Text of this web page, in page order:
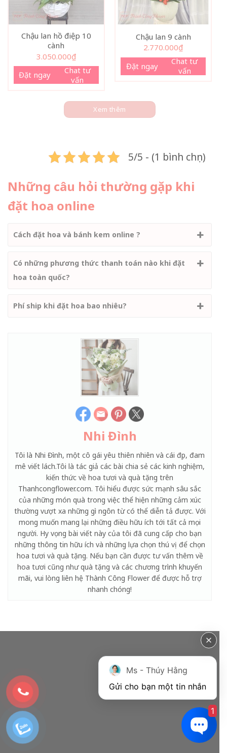
Chậu lan hồ điệp 10
cành
3.050.000₫
Đặt ngay
Chat tư
vấn
Chậu lan 9 cành
2.770.000₫
Đặt ngay
Chat tư
vấn
Xem thêm
5/5 - (1 bình chọn)
Những câu hỏi thường gặp khi
đặt hoa online
Cách đặt hoa và bánh kem online ?
Có những phương thức thanh toán nào khi đặt
hoa toàn quốc?
Phí ship khi đặt hoa bao nhiêu?
Nhi Đình
Tôi là Nhi Đình, một cô gái yêu thiên nhiên và cái đẹp, đam
mê viết lách.Tôi là tác giả các bài chia sẻ các kinh nghiệm,
kiến thức về hoa tươi và quà tặng trên
Thanhcongflower.com. Tôi hiểu được sức mạnh sâu sắc
của những món quà trong việc thể hiện những cảm xúc
thường vượt xa những gì ngôn từ có thể diễn tả được. Với
mong muốn mang lại những điều hữu ích tới tất cả mọi
người. Hy vọng bài viết này của tôi đã cung cấp cho bạn
những thông tin hữu ích và những lựa chọn thú vị để chọn
hoa tươi và quà tặng. Nếu bạn cần được tư vấn thêm về
hoa tươi cũng như quà tặng và các chương trình khuyến
mãi, vui lòng liên hệ Thành Công Flower để được hỗ trợ
nhanh chóng!
Ms - Thúy Hằng
Gửi cho bạn một tin nhắn
1